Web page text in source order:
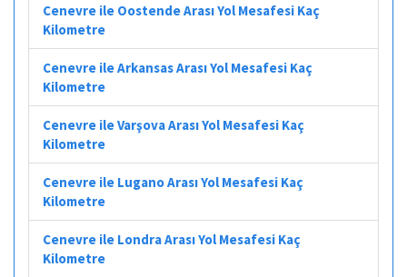
Cenevre ile Oostende Arası Yol Mesafesi Kaç
Kilometre
Cenevre ile Arkansas Arası Yol Mesafesi Kaç
Kilometre
Cenevre ile Varşova Arası Yol Mesafesi Kaç
Kilometre
Cenevre ile Lugano Arası Yol Mesafesi Kaç
Kilometre
Cenevre ile Londra Arası Yol Mesafesi Kaç
Kilometre